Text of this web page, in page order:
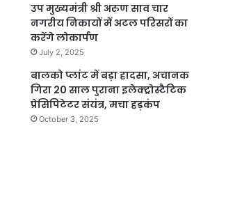
उप मुख्यमंत्री श्री अरुण साव चार
नगरीय निकायों में अटल परिसरों का
करेंगे लोकार्पण
July 2, 2025
बालको प्लांट में बड़ा हादसा, अचानक
गिरा 20 साल पुराना इलेक्ट्रोस्टैटिक
प्रेसिपिटेटर संयंत्र, मचा हड़कंप
October 3, 2025